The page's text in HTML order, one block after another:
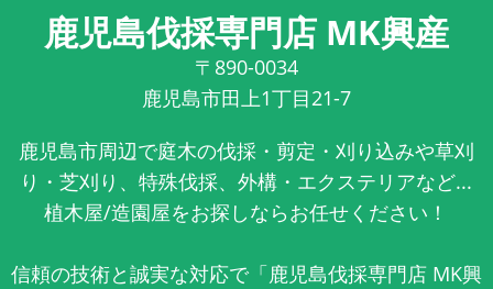
鹿児島伐採専門店 MK興産
〒890-0034
鹿児島市田上1丁目21-7
鹿児島市周辺で庭木の伐採・剪定・刈り込みや草刈
り・芝刈り、特殊伐採、外構・エクステリアなど...
植木屋/造園屋をお探しならお任せください！
信頼の技術と誠実な対応で「鹿児島伐採専門店 MK興